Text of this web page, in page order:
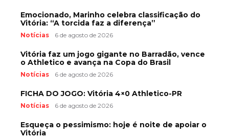
Emocionado, Marinho celebra classificação do
Vitória: “A torcida faz a diferença”
Notícias 6 de agosto de 2026
Vitória faz um jogo gigante no Barradão, vence
o Athletico e avança na Copa do Brasil
Notícias 6 de agosto de 2026
FICHA DO JOGO: Vitória 4×0 Athletico-PR
Notícias 6 de agosto de 2026
Esqueça o pessimismo: hoje é noite de apoiar o
Vitória